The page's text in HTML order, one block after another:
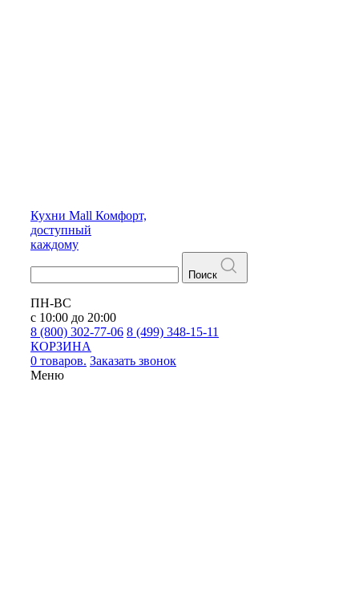
Кухни Mall Комфорт,
доступный
каждому
Поиск
ПН-ВС
с 10:00 до 20:00
8 (800) 302-77-06 8 (499) 348-15-11
КОРЗИНА
0 товаров. Заказать звонок
Меню